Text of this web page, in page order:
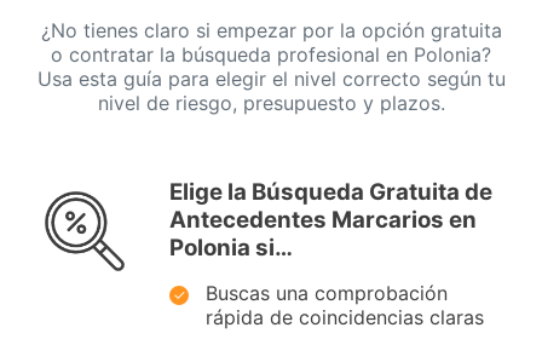
¿No tienes claro si empezar por la opción gratuita
o contratar la búsqueda profesional en Polonia?
Usa esta guía para elegir el nivel correcto según tu
nivel de riesgo, presupuesto y plazos.
Elige la Búsqueda Gratuita de
Antecedentes Marcarios en
Polonia si…
Buscas una comprobación
rápida de coincidencias claras